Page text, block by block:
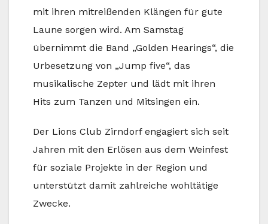
mit ihren mitreißenden Klängen für gute
Laune sorgen wird. Am Samstag
übernimmt die Band „Golden Hearings“, die
Urbesetzung von „Jump five“, das
musikalische Zepter und lädt mit ihren
Hits zum Tanzen und Mitsingen ein.
Der Lions Club Zirndorf engagiert sich seit
Jahren mit den Erlösen aus dem Weinfest
für soziale Projekte in der Region und
unterstützt damit zahlreiche wohltätige
Zwecke.